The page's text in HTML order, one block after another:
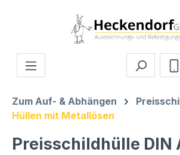
Zum Hauptinhalt springen
Zum Auf- & Abhängen
Hüllen mit Metallösen
Preisschildhülle DIN